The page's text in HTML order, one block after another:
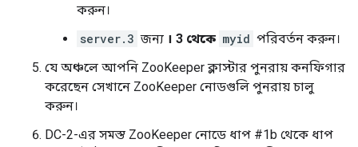
করুন।
server.3 জন্য । 3 থেকে myid পরিবর্তন করুন।
যে অঞ্চলে আপনি ZooKeeper ক্লাস্টার পুনরায় কনফিগার
করেছেন সেখানে ZooKeeper নোডগুলি পুনরায় চালু
করুন।
DC-2-এর সমস্ত ZooKeeper নোডে ধাপ #1b থেকে ধাপ